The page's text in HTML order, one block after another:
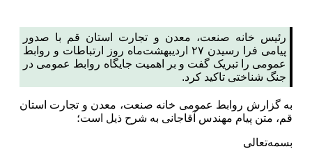
رئیس خانه صنعت، معدن و تجارت استان قم با صدور
پیامی فرا رسیدن ۲۷ اردیبهشت‌ماه روز ارتباطات و روابط
عمومی را تبریک گفت و بر اهمیت جایگاه روابط عمومی در
جنگ شناختی تاکید کرد.
به گزارش روابط عمومی خانه صنعت، معدن و تجارت استان
قم، متن پیام مهندس آقاجانی به شرح ذیل است؛
بسمه‌تعالی